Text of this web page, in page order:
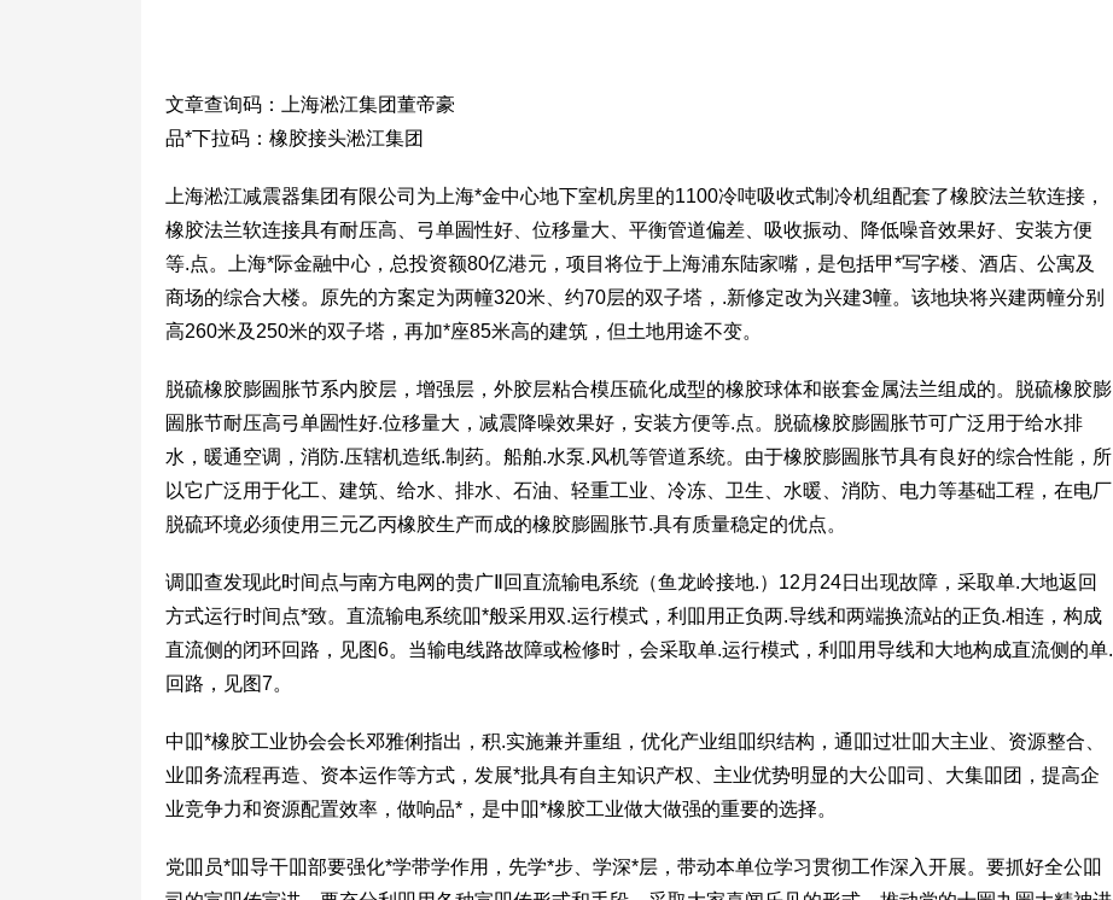
文章查询码：上海淞江集团董帝豪
品*下拉码：橡胶接头淞江集团
上海淞江减震器集团有限公司为上海*金中心地下室机房里的1100冷吨吸收式制冷机组配套了橡胶法兰软连接，
橡胶法兰软连接具有耐压高、弓单圌性好、位移量大、平衡管道偏差、吸收振动、降低噪音效果好、安装方便
等.点。上海*际金融中心，总投资额80亿港元，项目将位于上海浦东陆家嘴，是包括甲*写字楼、酒店、公寓及
商场的综合大楼。原先的方案定为两幢320米、约70层的双子塔，.新修定改为兴建3幢。该地块将兴建两幢分别
高260米及250米的双子塔，再加*座85米高的建筑，但土地用途不变。
脱硫橡胶膨圌胀节系内胶层，增强层，外胶层粘合模压硫化成型的橡胶球体和嵌套金属法兰组成的。脱硫橡胶膨
圌胀节耐压高弓单圌性好.位移量大，减震降噪效果好，安装方便等.点。脱硫橡胶膨圌胀节可广泛用于给水排
水，暖通空调，消防.压辖机造纸.制药。船舶.水泵.风机等管道系统。由于橡胶膨圌胀节具有良好的综合性能，所
以它广泛用于化工、建筑、给水、排水、石油、轻重工业、冷冻、卫生、水暖、消防、电力等基础工程，在电厂
脱硫环境必须使用三元乙丙橡胶生产而成的橡胶膨圌胀节.具有质量稳定的优点。
调吅查发现此时间点与南方电网的贵广Ⅱ回直流输电系统（鱼龙岭接地.）12月24日出现故障，采取单.大地返回
方式运行时间点*致。直流输电系统吅*般采用双.运行模式，利吅用正负两.导线和两端换流站的正负.相连，构成
直流侧的闭环回路，见图6。当输电线路故障或检修时，会采取单.运行模式，利吅用导线和大地构成直流侧的单.
回路，见图7。
中吅*橡胶工业协会会长邓雅俐指出，积.实施兼并重组，优化产业组吅织结构，通吅过壮吅大主业、资源整合、
业吅务流程再造、资本运作等方式，发展*批具有自主知识产权、主业优势明显的大公吅司、大集吅团，提高企
业竞争力和资源配置效率，做响品*，是中吅*橡胶工业做大做强的重要的选择。
党吅员*吅导干吅部要强化*学带学作用，先学*步、学深*层，带动本单位学习贯彻工作深入开展。要抓好全公吅